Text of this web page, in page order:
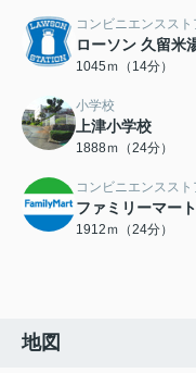
コンビニエンススト
ローソン 久留米
1045ｍ（14分）
小学校
上津小学校
1888ｍ（24分）
コンビニエンススト
ファミリーマー
1912ｍ（24分）
地図